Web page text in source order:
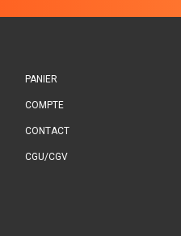
PANIER
COMPTE
CONTACT
CGU/CGV